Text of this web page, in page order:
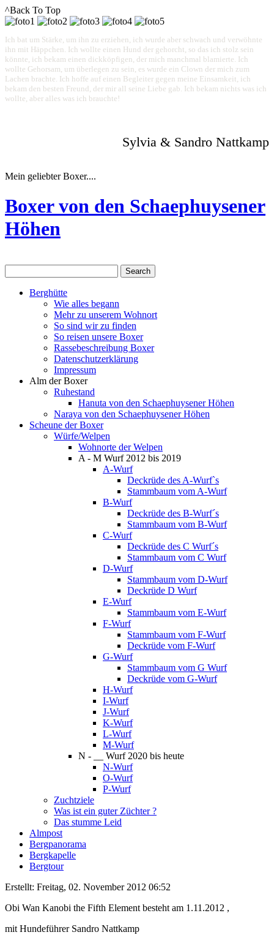
^Back To Top
Ich bat um Stärke, um ihn zu erziehen, ich wurde aber schwach und verwöhnte
ihn mit Häppchen. Ich wollte einen Hund der gehorcht, so das ich stolz sein
könnte, ich bekam einen dickköpfigen, der mich manchmal blamierte. Ich
wollte Gehorsam, um überlegen zu sein, es wurde ein Clown der mich zum
Lachen brachte. Ich hoffe auf einen Begleiter gegen meine Einsamkeit, ich
bekam den besten Freund, der mir all seine Liebe gab. Ich bekam nichts was ich
wollte, aber alles was ich brauchte!
Sylvia & Sandro Nattkamp
Mein geliebter Boxer....
Boxer von den Schaephuysener
Höhen
Berghütte
Wie alles begann
Mehr zu unserem Wohnort
So sind wir zu finden
So reisen unsere Boxer
Rassebeschreibung Boxer
Datenschutzerklärung
Impressum
Alm der Boxer
Ruhestand
Hanuta von den Schaephuysener Höhen
Naraya von den Schaephuysener Höhen
Scheune der Boxer
Würfe/Welpen
Wohnorte der Welpen
A - M Wurf 2012 bis 2019
A-Wurf
Deckrüde des A-Wurf`s
Stammbaum vom A-Wurf
B-Wurf
Deckrüde des B-Wurf´s
Stammbaum vom B-Wurf
C-Wurf
Deckrüde des C Wurf´s
Stammbaum vom C Wurf
D-Wurf
Stammbaum vom D-Wurf
Deckrüde D Wurf
E-Wurf
Stammbaum vom E-Wurf
F-Wurf
Stammbaum vom F-Wurf
Deckrüde vom F-Wurf
G-Wurf
Stammbaum vom G Wurf
Deckrüde vom G-Wurf
H-Wurf
I-Wurf
J-Wurf
K-Wurf
L-Wurf
M-Wurf
N - __ Wurf 2020 bis heute
N-Wurf
O-Wurf
P-Wurf
Zuchtziele
Was ist ein guter Züchter ?
Das stumme Leid
Almpost
Bergpanorama
Bergkapelle
Bergtour
Erstellt: Freitag, 02. November 2012 06:52
Obi Wan Kanobi the Fifth Element besteht am 1.11.2012 ,
mit Hundeführer Sandro Nattkamp